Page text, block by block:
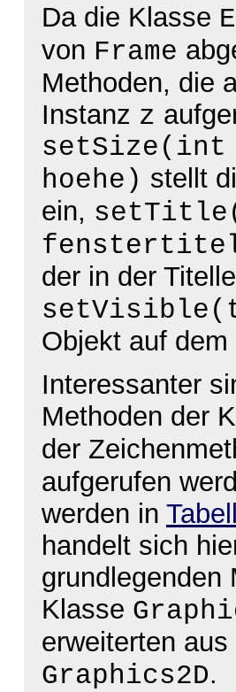
Da die Klasse
von Frame
Methoden, die
Instanz z
hoehe) stellt
ein,
der in der
Objekt auf
Interessanter
Methoden der
der
aufgerufen
werden in
handelt sich
grundlegenden
Klasse
erweiterten
Graphics2D.